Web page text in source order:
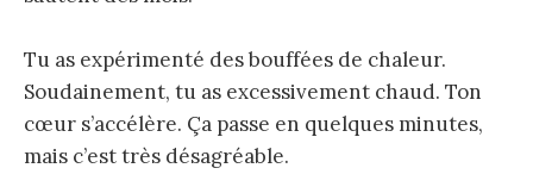
Tu as expérimenté des bouffées de chaleur.
Soudainement, tu as excessivement chaud. Ton
cœur s’accélère. Ça passe en quelques minutes,
mais c’est très désagréable.